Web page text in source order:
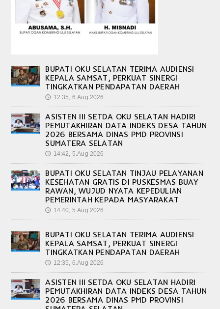
BUPATI OKU SELATAN TERIMA AUDIENSI
KEPALA SAMSAT, PERKUAT SINERGI
TINGKATKAN PENDAPATAN DAERAH
🕔 12:35, 6.Aug 2026
ASISTEN III SETDA OKU SELATAN HADIRI
PEMUTAKHIRAN DATA INDEKS DESA TAHUN
2026 BERSAMA DINAS PMD PROVINSI
SUMATERA SELATAN
🕔 14:42, 5.Aug 2026
BUPATI OKU SELATAN TINJAU PELAYANAN
KESEHATAN GRATIS DI PUSKESMAS BUAY
RAWAN, WUJUD NYATA KEPEDULIAN
PEMERINTAH KEPADA MASYARAKAT
🕔 14:40, 5.Aug 2026
BUPATI OKU SELATAN TERIMA AUDIENSI
KEPALA SAMSAT, PERKUAT SINERGI
TINGKATKAN PENDAPATAN DAERAH
🕔 12:35, 6.Aug 2026
ASISTEN III SETDA OKU SELATAN HADIRI
PEMUTAKHIRAN DATA INDEKS DESA TAHUN
2026 BERSAMA DINAS PMD PROVINSI